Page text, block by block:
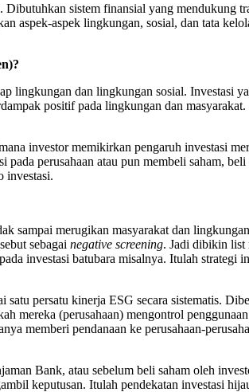
sistem finansial yang mendukung
aspek-aspek lingkungan, sosial, dan tata
lingkungan dan lingkungan sosial. Investasi
positif pada lingkungan dan masyarakat.
investor memikirkan pengaruh investasi
perusahaan atau pun membeli saham,
investasi.
sampai merugikan masyarakat dan
sebagai negative screening. Jadi dibikin list
investasi batubara misalnya. Itulah strategi
persatu kinerja ESG secara sistematis.
mereka (perusahaan) mengontrol
memberi pendanaan ke perusahaan-
Bank, atau sebelum beli saham oleh
keputusan. Itulah pendekatan investasi